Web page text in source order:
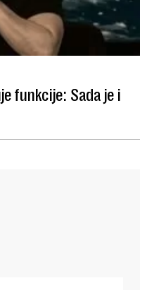
funkcije: Sada je i